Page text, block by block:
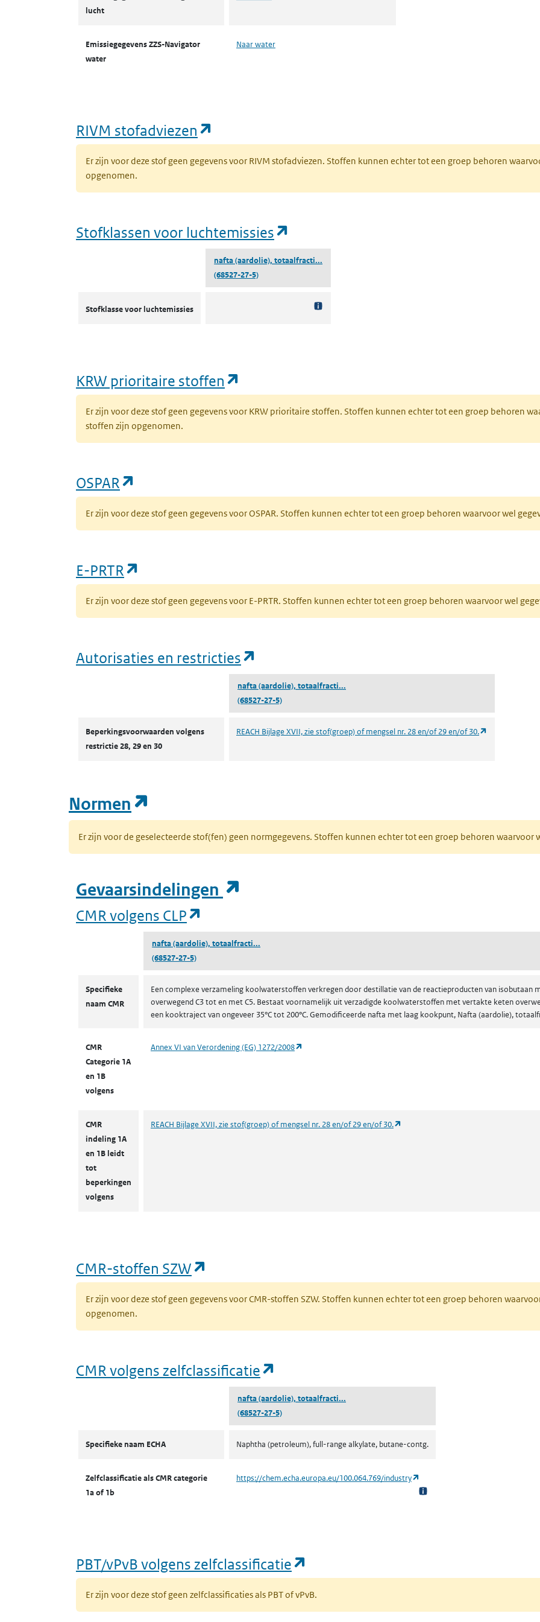
lucht
Emissiegegevens ZZS-Navigator
water
Naar water
RIVM stofadviezen
Er zijn voor deze stof geen gegevens voor RIVM stofadviezen. Stoffen kunnen echter tot een groep behoren
opgenomen.
Stofklassen voor luchtemissies
nafta (aardolie), totaalfracti...
(68527-27-5)
Stofklasse voor luchtemissies
KRW prioritaire stoffen
Er zijn voor deze stof geen gegevens voor KRW prioritaire stoffen. Stoffen kunnen echter tot een groep behoren
stoffen zijn opgenomen.
OSPAR
Er zijn voor deze stof geen gegevens voor OSPAR. Stoffen kunnen echter tot een groep behoren waarvoor wel
E-PRTR
Er zijn voor deze stof geen gegevens voor E-PRTR. Stoffen kunnen echter tot een groep behoren waarvoor wel
Autorisaties en restricties
nafta (aardolie), totaalfracti...
(68527-27-5)
Beperkingsvoorwaarden volgens
restrictie 28, 29 en 30
REACH Bijlage XVII, zie stof(groep) of mengsel nr. 28 en/of 29 en/of 30.
Normen
Er zijn voor de geselecteerde stof(fen) geen normgegevens. Stoffen kunnen echter tot een groep behoren waarvoor
Gevaarsindelingen
CMR volgens CLP
nafta (aardolie), totaalfracti...
(68527-27-5)
Specifieke
naam CMR
Een complexe verzameling koolwaterstoffen verkregen door destillatie van de reactieproducten van
overwegend C3 tot en met C5. Bestaat voornamelijk uit verzadigde koolwaterstoffen met vertakte keten
een kooktraject van ongeveer 35°C tot 200°C. Gemodificeerde nafta met laag kookpunt, Nafta (aardolie),
CMR
Categorie 1A
en 1B
volgens
Annex VI van Verordening (EG) 1272/2008
CMR
indeling 1A
en 1B leidt
tot
beperkingen
volgens
REACH Bijlage XVII, zie stof(groep) of mengsel nr. 28 en/of 29 en/of 30.
CMR-stoffen SZW
Er zijn voor deze stof geen gegevens voor CMR-stoffen SZW. Stoffen kunnen echter tot een groep behoren
opgenomen.
CMR volgens zelfclassificatie
nafta (aardolie), totaalfracti...
(68527-27-5)
Specifieke naam ECHA Naphtha (petroleum), full-range alkylate, butane-contg.
Zelfclassificatie als CMR categorie
1a of 1b
https://chem.echa.europa.eu/100.064.769/industry
PBT/vPvB volgens zelfclassificatie
Er zijn voor deze stof geen zelfclassificaties als PBT of vPvB.